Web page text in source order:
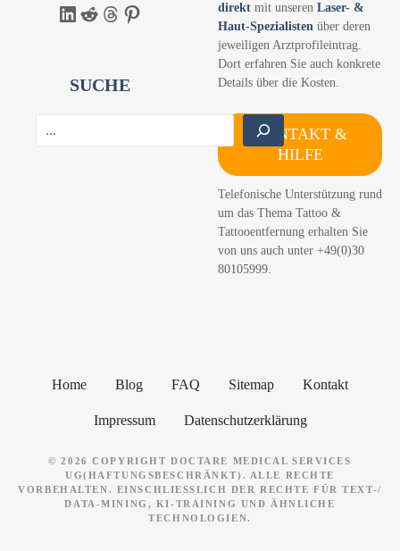
LinkedIn Reddit Threads Pinterest
SUCHE
direkt mit unseren Laser- &
Haut-Spezialisten über deren
jeweiligen Arztprofileintrag.
Dort erfahren Sie auch konkrete
Details über die Kosten.
KONTAKT &
HILFE
Telefonische Unterstützung rund
um das Thema Tattoo &
Tattooentfernung erhalten Sie
von uns auch unter +49(0)30
80105999.
Home Blog FAQ Sitemap Kontakt
Impressum Datenschutzerklärung
© 2026 COPYRIGHT DOCTARE MEDICAL SERVICES
UG(HAFTUNGSBESCHRÄNKT). ALLE RECHTE
VORBEHALTEN. EINSCHLIESSLICH DER RECHTE FÜR TEXT-/ D
ATA-MINING, KI-TRAINING UND ÄHNLICHE T
ECHNOLOGIEN.